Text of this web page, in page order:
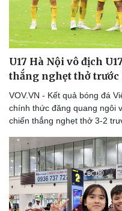
U17 Hà Nội vô địch
thắng nghẹt thở
VOV.VN - Kết quả bóng đá
chính thức đăng quang ngôi
chiến thắng nghẹt thở 3-2